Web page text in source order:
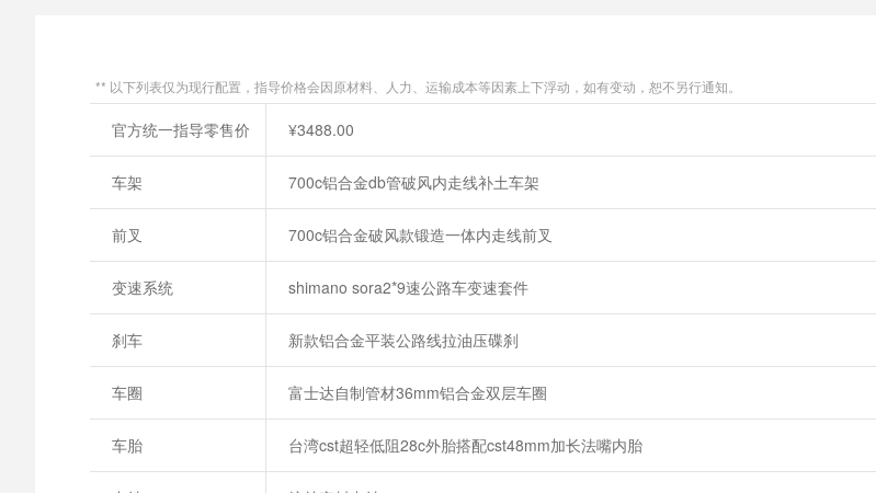
** 以下列表仅为现行配置，指导价格会因原材料、人力、运输成本等因素上下浮动，如有变动，恕不另行通知。
官方统一指导零售价 ¥3488.00
车架 700c铝合金db管破风内走线补土车架
前叉 700c铝合金破风款锻造一体内走线前叉
变速系统 shimano sora2*9速公路车变速套件
刹车 新款铝合金平装公路线拉油压碟刹
车圈 富士达自制管材36mm铝合金双层车圈
车胎 台湾cst超轻低阻28c外胎搭配cst48mm加长法嘴内胎